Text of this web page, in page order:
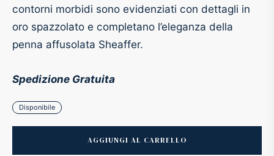
contorni morbidi sono evidenziati con dettagli in
oro spazzolato e completano l’eleganza della
penna affusolata Sheaffer.
Spedizione Gratuita
Disponibile
AGGIUNGI AL CARRELLO